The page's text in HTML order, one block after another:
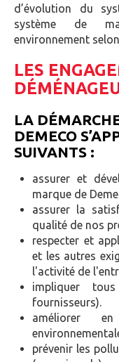
d’évolution du
système de
environnement
LES
LA
DEMECO
SUIVANTS :
assurer et
marque de
assurer la
qualité de nos
respecter et
et les autres
l'activité de l'
impliquer
fournisseurs).
améliorer
prévenir les